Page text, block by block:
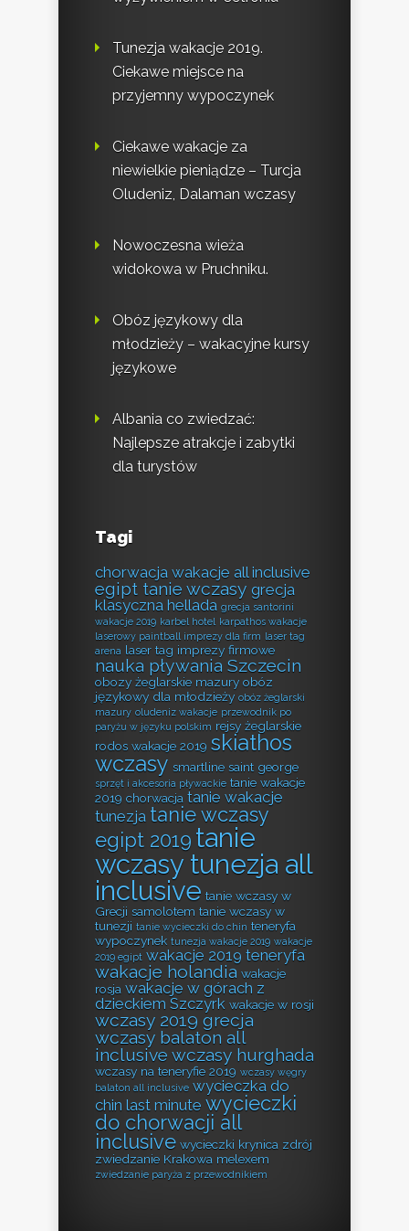
Tunezja wakacje 2019.
Ciekawe miejsce na
przyjemny wypoczynek
Ciekawe wakacje za
niewielkie pieniądze – Turcja
Oludeniz, Dalaman wczasy
Nowoczesna wieża
widokowa w Pruchniku.
Obóz językowy dla
młodzieży – wakacyjne kursy
językowe
Albania co zwiedzać:
Najlepsze atrakcje i zabytki
dla turystów
Tagi
chorwacja wakacje all inclusive
egipt tanie wczasy grecja
klasyczna hellada grecja santorini
wakacje 2019 karbel hotel karpathos wakacje
laserowy paintball imprezy dla firm laser tag
arena laser tag imprezy firmowe
nauka pływania Szczecin
obozy żeglarskie mazury obóz
językowy dla młodzieży obóz żeglarski
mazury oludeniz wakacje przewodnik po
paryżu w języku polskim rejsy żeglarskie
rodos wakacje 2019 skiathos
wczasy smartline saint george
sprzęt i akcesoria pływackie tanie wakacje
2019 chorwacja tanie wakacje
tunezja tanie wczasy
egipt 2019 tanie
wczasy tunezja all
inclusive tanie wczasy w
Grecji samolotem tanie wczasy w
tunezji tanie wycieczki do chin teneryfa
wypoczynek tunezja wakacje 2019 wakacje
2019 egipt wakacje 2019 teneryfa
wakacje holandia wakacje
rosja wakacje w górach z
dzieckiem Szczyrk wakacje w rosji
wczasy 2019 grecja
wczasy balaton all
inclusive wczasy hurghada
wczasy na teneryfie 2019 wczasy węgry
balaton all inclusive wycieczka do
chin last minute wycieczki
do chorwacji all
inclusive wycieczki krynica zdrój
zwiedzanie Krakowa melexem
zwiedzanie paryża z przewodnikiem